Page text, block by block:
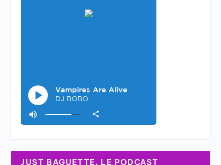
JUST BAGUETTE, LE PODCAST